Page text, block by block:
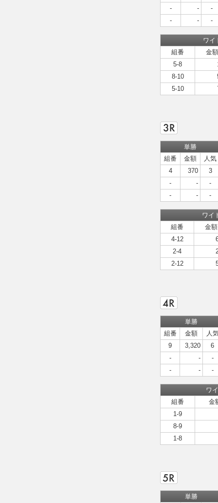
-
-
-
-
- -
ワイ
組番
金額
5-8
8-10
5-10
単勝
組番
金額
人気
4
370
3
-
-
-
-
- -
ワイ
組番
金額
4-12
2-4
2-12
単勝
組番
金額
人
9
3,320
6
-
-
-
-
- -
ワ
組番
金
1-9
8-9
1-8
単勝